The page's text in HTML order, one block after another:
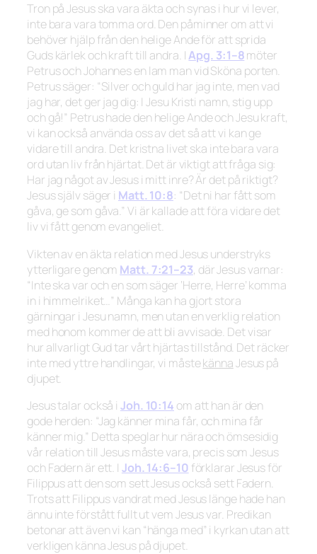
Tron på Jesus ska vara äkta och synas i hur vi lever,
inte bara vara tomma ord. Den påminner om att vi
behöver hjälp från den helige Ande för att sprida
Guds kärlek och kraft till andra. IApg. 3:1–8möter
Petrus och Johannes en lam man vid Sköna porten.
Petrus säger: “Silver och guld har jag inte, men vad
jag har, det ger jag dig: I Jesu Kristi namn, stig upp
och gå!” Petrus hade den helige Ande och Jesu kraft,
vi kan också använda oss av det så att vi kan ge
vidare till andra. Det kristna livet ska inte bara vara
ord utan liv från hjärtat. Det är viktigt att fråga sig:
Har jag något av Jesus i mitt inre? Är det på riktigt?
Jesus själv säger i Matt. 10:8: “Det ni har fått som
gåva, ge som gåva.” Vi är kallade att föra vidare det
liv vi fått genom evangeliet.
Vikten av en äkta relation med Jesus understryks
ytterligare genom Matt. 7:21–23, där Jesus varnar:
“Inte ska var och en som säger ‘Herre, Herre’ komma
in i himmelriket…” Många kan ha gjort stora
gärningar i Jesu namn, men utan en verklig relation
med honom kommer de att bli avvisade. Det visar
hur allvarligt Gud tar vårt hjärtas tillstånd. Det räcker
inte med yttre handlingar, vi måstekännaJesus på
djupet.
Jesus talar också i Joh. 10:14 om att han är den
gode herden: “Jag känner mina får, och mina får
känner mig.” Detta speglar hur nära och ömsesidig
vår relation till Jesus måste vara, precis som Jesus
och Fadern är ett. I Joh. 14:6–10 förklarar Jesus för
Filippus att den som sett Jesus också sett Fadern.
Trots att Filippus vandrat med Jesus länge hade han
ännu inte förstått fullt ut vem Jesus var. Predikan
betonar att även vi kan“hänga med” i kyrkan utan att
verkligen känna Jesus på djupet.